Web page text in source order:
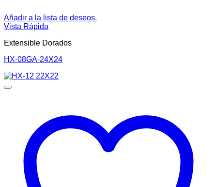
Añadir a la lista de deseos.
Vista Rápida
Extensible Dorados
HX-08GA-24X24